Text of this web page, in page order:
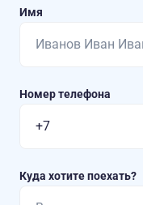
Имя
Номер телефона
Куда хотите поехать?